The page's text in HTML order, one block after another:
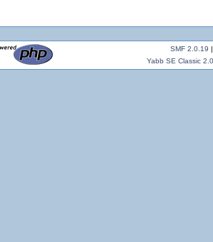
SMF 2.0.19
Yabb SE Classic